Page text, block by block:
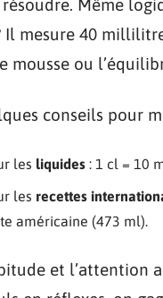
Même
Il mesure 40
mousse ou
conseils pour
les liquides : 1 cl = 10
les recettes
américaine (473 ml).
et l’attention